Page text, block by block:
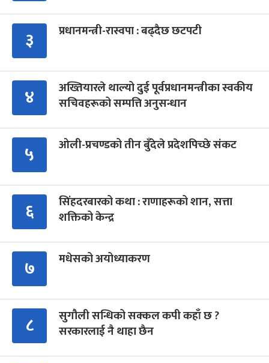
३ प्रधानमन्त्री-रास्वपा : बढ्दैछ छटपटी
४
अख्तियारले थाल्यो दुई पूर्वप्रधानमन्त्रीका स्वकीय
सचिवहरूको सम्पत्ति अनुसन्धान
५ ओली-प्रचण्डको तीन बुँदेले प्रदेशपिच्छे संकट
६
सिंहदरबारको कथा : राणाहरूको शान, सत्ता
शक्तिको केन्द्र
७ मधेसको अयोध्याकरण
८
सुगौली सन्धिको सक्कल कपी कहाँ छ ?
सरकारलाई नै थाहा छैन